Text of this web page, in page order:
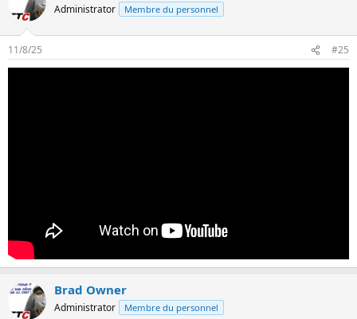
Administrator Membre du personnel
11/8/25 #25
Brad Owner
Administrator Membre du personnel